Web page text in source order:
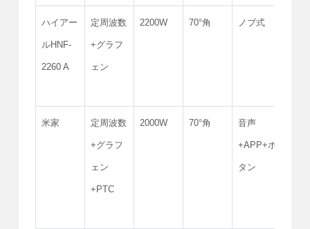
ハイアー
ルHNF-
2260 A
定周波数
+グラフ
ェン
2200W 70°角 ノブ式
米家 定周波数
+グラフ
ェン
+PTC
2000W 70°角 音声
+APP+ボ
タン